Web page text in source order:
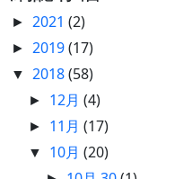
► 2021 (2)
► 2019(17)
▼ 2018(58)
► 12月(4)
► 11月(17)
▼ 10月(20)